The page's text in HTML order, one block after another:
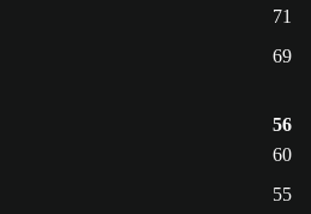
71
69
56
60
55